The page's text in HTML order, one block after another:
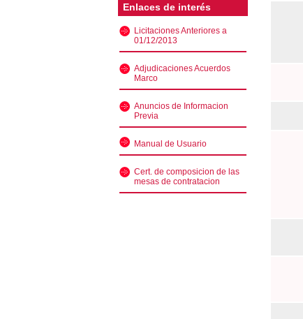
Enlaces de interés
Licitaciones Anteriores a
01/12/2013
Adjudicaciones Acuerdos
Marco
Anuncios de Informacion
Previa
Manual de Usuario
Cert. de composicion de las
mesas de contratacion